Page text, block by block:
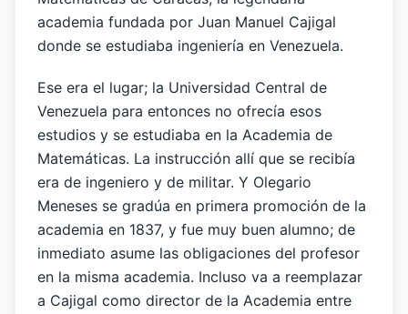
academia fundada por Juan Manuel Cajigal
donde se estudiaba ingeniería en Venezuela.
Ese era el lugar; la Universidad Central de
Venezuela para entonces no ofrecía esos
estudios y se estudiaba en la Academia de
Matemáticas. La instrucción allí que se recibía
era de ingeniero y de militar. Y Olegario
Meneses se gradúa en primera promoción de la
academia en 1837, y fue muy buen alumno; de
inmediato asume las obligaciones del profesor
en la misma academia. Incluso va a reemplazar
a Cajigal como director de la Academia entre